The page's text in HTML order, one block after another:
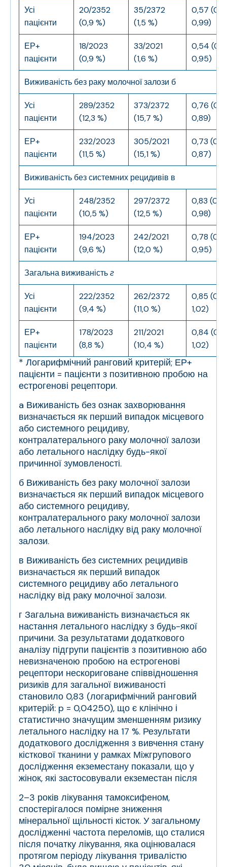
Усі
пацієнти
20/2352
(0,9 %)
35/2372
(1,5 %)
0,57
0,99)
ЕР+
пацієнти
18/2023
(0,9 %)
33/2021
(1,6 %)
0,54
0,95)
Виживаність без раку молочної залози б
Усі
пацієнти
289/2352
(12,3 %)
373/2372
(15,7 %)
0,76
0,89)
ЕР+
пацієнти
232/2023
(11,5 %)
305/2021
(15,1 %)
0,73
0,87)
Виживаність без системних рецидивів в
Усі
пацієнти
248/2352
(10,5 %)
297/2372
(12,5 %)
0,83
0,98)
ЕР+
пацієнти
194/2023
(9,6 %)
242/2021
(12,0 %)
0,78
0,95)
Загальна виживаністьг
Усі
пацієнти
222/2352
(9,4 %)
262/2372
(11,0 %)
0,85
1,02)
ЕР+
пацієнти
178/2023
(8,8 %)
211/2021
(10,4 %)
0,84
1,02)
* Логарифмічний ранговий критерій; ЕР+
пацієнти = пацієнти з позитивною пробою на
естрогенові рецептори.
a Виживаність без ознак захворювання
визначається як перший випадок місцевого
або системного рецидиву,
контралатерального раку молочної залози
або летального наслідку будь-якої
причинної зумовленості.
б Виживаність без раку молочної залози
визначається як перший випадок місцевого
або системного рецидиву,
контралатерального раку молочної залози
або летального наслідку від раку молочної
залози.
в Виживаність без системних рецидивів
визначається як перший випадок
системного рецидиву або летального
наслідку від раку молочної залози.
г Загальна виживаність визначається як
настання летального наслідку з будь-якої
причини. За результатами додаткового
аналізу підгрупи пацієнтів з позитивною або
невизначеною пробою на естрогенові
рецептори нескориговане співвідношення
ризиків для загальної виживаності
становило 0,83 (логарифмічний ранговий
критерій: p = 0,04250), що є клінічно і
статистично значущим зменшенням ризику
летального наслідку на 17 %. Результати
додаткового дослідження з вивчення стану
кісткової тканини у рамках Міжгрупового
дослідження екземестану показали, що у
жінок, які застосовували екземестан після
2–3 років лікування тамоксифеном,
спостерігалося помірне зниження
мінеральної щільності кісток. У загальному
дослідженні частота переломів, що сталися
після початку лікування, яка оцінювалася
протягом періоду лікування тривалістю